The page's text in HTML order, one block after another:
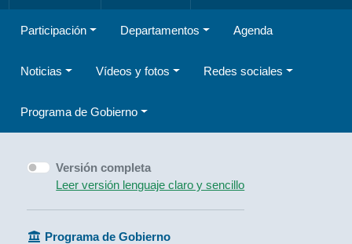
Participación Departamentos Agenda
Noticias Vídeos y fotos Redes sociales
Programa de Gobierno
Versión completa
Leer versión lenguaje claro y sencillo
Programa de Gobierno